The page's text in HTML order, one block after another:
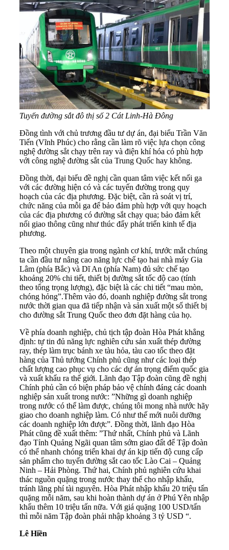
Tuyến đường sắt đô thị số 2 Cát Linh-Hà Đông
Đồng tình với chủ trương đầu tư dự án, đại biểu Trần Văn
Tiến (Vĩnh Phúc) cho rằng cần làm rõ việc lựa chọn công
nghệ đường sắt chạy trên ray và điện khí hóa có phù hợp
với công nghệ đường sắt của Trung Quốc hay không.
Đồng thời, đại biểu đề nghị cần quan tâm việc kết nối ga
với các đường hiện có và các tuyến đường trong quy
hoạch của các địa phương. Đặc biệt, cần rà soát vị trí,
chức năng của mỗi ga để bảo đảm phù hợp với quy hoạch
của các địa phương có đường sắt chạy qua; bảo đảm kết
nối giao thông cũng như thúc đẩy phát triển kinh tế địa
phương.
Theo một chuyên gia trong ngành cơ khí, trước mắt chúng
ta cần đầu tư nâng cao năng lực chế tạo hai nhà máy Gia
Lâm (phía Bắc) và Dĩ An (phía Nam) đủ sức chế tạo
khoảng 20% chi tiết, thiết bị đường sắt tốc độ cao (tính
theo tổng trọng lượng), đặc biệt là các chi tiết “mau mòn,
chóng hỏng”.Thêm vào đó, doanh nghiệp đường sắt trong
nước thời gian qua đã tiếp nhận và sản xuất một số thiết bị
cho đường sắt Trung Quốc theo đơn đặt hàng của họ.
Về phía doanh nghiệp, chủ tịch tập đoàn Hòa Phát khẳng
định: tự tin đủ năng lực nghiên cứu sản xuất thép đường
ray, thép làm trục bánh xe tàu hỏa, tàu cao tốc theo đặt
hàng của Thủ tướng Chính phủ cũng như các loại thép
chất lượng cao phục vụ cho các dự án trọng điểm quốc gia
và xuất khẩu ra thế giới. Lãnh đạo Tập đoàn cũng đề nghị
Chính phủ cần có biện pháp bảo vệ chính đáng các doanh
nghiệp sản xuất trong nước: ”Những gì doanh nghiệp
trong nước có thể làm được, chúng tôi mong nhà nước hãy
giao cho doanh nghiệp làm. Có như thế mới nuôi dưỡng
các doanh nghiệp lớn được”. Đồng thời, lãnh đạo Hòa
Phát cũng đề xuất thêm: ”Thứ nhất, Chính phủ và Lãnh
đạo Tỉnh Quảng Ngãi quan tâm sớm giao đất để Tập đoàn
có thể nhanh chóng triển khai dự án kịp tiến độ cung cấp
sản phẩm cho tuyến đường sắt cao tốc Lào Cai – Quảng
Ninh – Hải Phòng. Thứ hai, Chính phủ nghiên cứu khai
thác nguồn quặng trong nước thay thế cho nhập khẩu,
tránh lãng phí tài nguyên. Hòa Phát nhập khẩu 20 triệu tấn
quặng mỗi năm, sau khi hoàn thành dự án ở Phú Yên nhập
khẩu thêm 10 triệu tấn nữa. Với giá quặng 100 USD/tấn
thì mỗi năm Tập đoàn phải nhập khoảng 3 tỷ USD “.
Lê Hiền